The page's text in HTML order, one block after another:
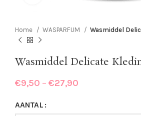
Home WASPARFUM Wasmiddel
Wasmiddel Delicate
€9,50 – €27,90
AANTAL